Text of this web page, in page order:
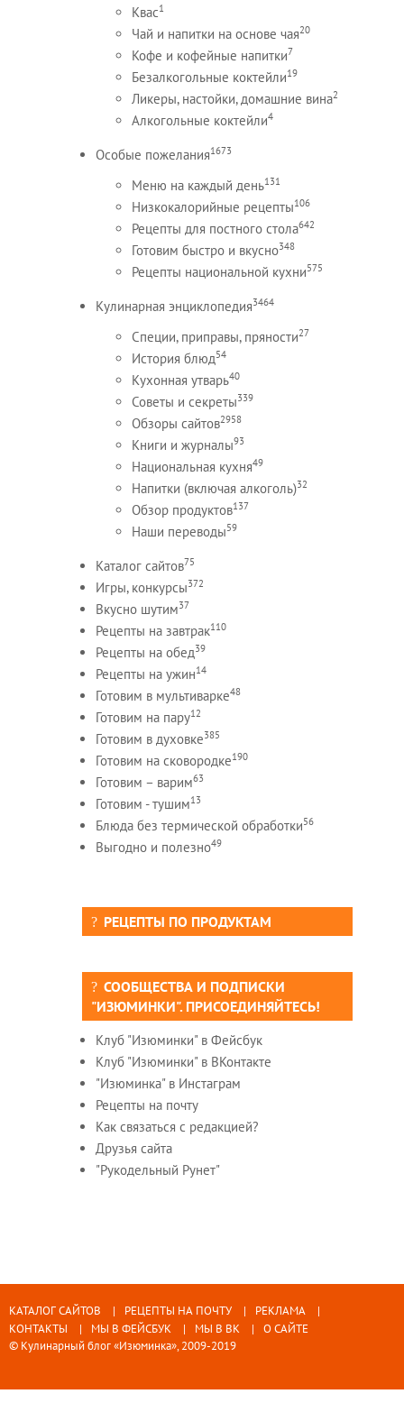
Квас1
Чай и напитки на основе чая20
Кофе и кофейные напитки7
Безалкогольные коктейли19
Ликеры, настойки, домашние вина2
Алкогольные коктейли4
Особые пожелания1673
Меню на каждый день131
Низкокалорийные рецепты106
Рецепты для постного стола642
Готовим быстро и вкусно348
Рецепты национальной кухни575
Кулинарная энциклопедия3464
Специи, приправы, пряности27
История блюд54
Кухонная утварь40
Советы и секреты339
Обзоры сайтов2958
Книги и журналы93
Национальная кухня49
Напитки (включая алкоголь)32
Обзор продуктов137
Наши переводы59
Каталог сайтов75
Игры, конкурсы372
Вкусно шутим37
Рецепты на завтрак110
Рецепты на обед39
Рецепты на ужин14
Готовим в мультиварке48
Готовим на пару12
Готовим в духовке385
Готовим на сковородке190
Готовим – варим63
Готовим - тушим13
Блюда без термической обработки56
Выгодно и полезно49
РЕЦЕПТЫ ПО ПРОДУКТАМ
СООБЩЕСТВА И ПОДПИСКИ
"ИЗЮМИНКИ". ПРИСОЕДИНЯЙТЕСЬ!
Клуб "Изюминки" в Фейсбук
Клуб "Изюминки" в ВКонтакте
"Изюминка" в Инстаграм
Рецепты на почту
Как связаться с редакцией?
Друзья сайта
"Рукодельный Рунет"
КАТАЛОГ САЙТОВ РЕЦЕПТЫ НА ПОЧТУ
РЕКЛАМА
КОНТАКТЫ
МЫ В ФЕЙСБУК МЫ В ВК
О САЙТЕ
© Кулинарный блог «Изюминка», 2009-2019